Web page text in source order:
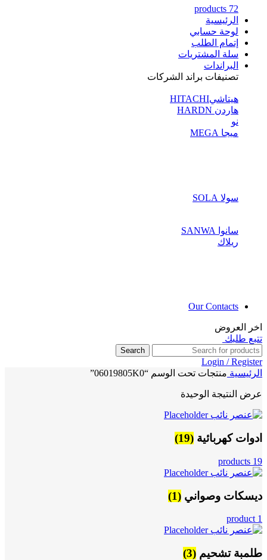
72 products
الرئيسية
لوحة حسابي
إتمام الطلب
سلة المشتريات
البراندات
تصنيفات براند الشركات
هيتاشيHITACHI
هاردن HARDN
نو
ميجا MEGA
سولا SOLA
سانوا SANWA
ريلاك
Our Contacts
اخر العروض
تتبع طلبك
Search
Login / Register
الرئيسية منتجات تحت الوسم “06019805K0”
عرض النتيجة الوحيدة
ادوات كهربائية (19)
19 products
ديسكات وصواني (1)
1 product
طلمبة تشحيم (3)